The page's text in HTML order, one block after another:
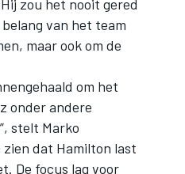
zou het nooit gered
van het team
maar ook om de
om het
onder andere
stelt Marko
zien dat Hamilton last
De focus lag voor